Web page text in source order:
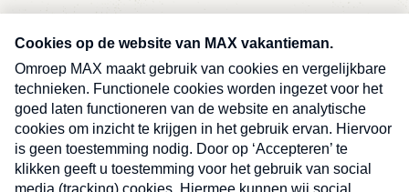
SERVICE
Over Omroep MAX
MAX Vandaag
MAX Meldpunt
Pers
Contact